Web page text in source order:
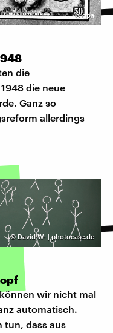
©dpa
die
die neue
Ganz so
allerdings
© David-W- | photocase.de
wir nicht mal
automatisch.
tun, dass aus